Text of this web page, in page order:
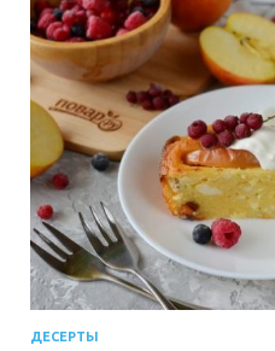
ДЕСЕРТЫ